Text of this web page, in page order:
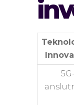
5G-